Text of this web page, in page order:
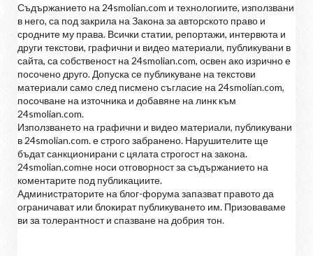
Съдържанието на 24smolian.com и технологиите, използвани
в него, са под закрила на Закона за авторското право и
сродните му права. Всички статии, репортажи, интервюта и
други текстови, графични и видео материали, публикувани в
сайта, са собственост на 24smolian.com, освен ако изрично е
посочено друго. Допуска се публикуване на текстови
материали само след писмено съгласие на 24smolian.com,
посочване на източника и добавяне на линк към
24smolian.com.
Използването на графични и видео материали, публикувани
в 24smolian.com. е строго забранено. Нарушителите ще
бъдат санкционирани с цялата строгост на закона.
24smolian.comне носи отговорност за съдържанието на
коментарите под публикациите.
Администраторите на блог-форума запазват правото да
ограничават или блокират публикуването им. Призоваваме
ви за толерантност и спазване на добрия тон.